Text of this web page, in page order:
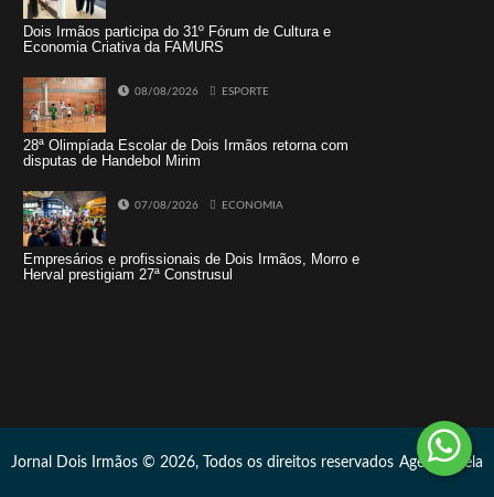
Dois Irmãos participa do 31º Fórum de Cultura e
Economia Criativa da FAMURS
08/08/2026 ESPORTE
28ª Olimpíada Escolar de Dois Irmãos retorna com
disputas de Handebol Mirim
07/08/2026 ECONOMIA
Empresários e profissionais de Dois Irmãos, Morro e
Herval prestigiam 27ª Construsul
Jornal Dois Irmãos © 2026, Todos os direitos reservados Agência Vela